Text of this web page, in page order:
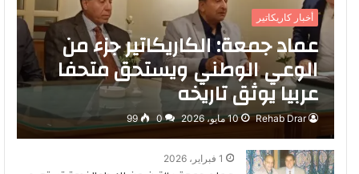
أخبار كاريكاتير
عماد جمعة: الكاريكاتير جزء من
الوعي الوطني ويستحق متحفا
عربيا يوثق تاريخه
Rehab Drar 10 مايو، 2026 0
99
1 فبراير، 2026